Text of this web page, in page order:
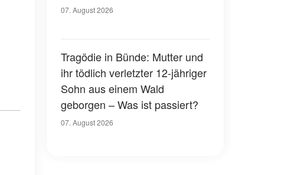
07. August 2026
Tragödie in Bünde: Mutter und
ihr tödlich verletzter 12-jähriger
Sohn aus einem Wald
geborgen – Was ist passiert?
07. August 2026